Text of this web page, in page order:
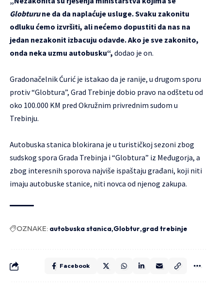
Globturune da da naplaćuje usluge. Svaku zakonitu
odluku ćemo izvršiti, ali nećemo dopustiti da nas na
jedan nezakonit izbacuju odavde. Ako je sve zakonito,
onda neka uzmu autobusku“, dodao je on.
Gradonačelnik Ćurić je istakao da je ranije, u drugom sporu
protiv “Globtura”, Grad Trebinje dobio pravo na odštetu od
oko 100.000 KM pred Okružnim privrednim sudom u
Trebinju.
Autobuska stanica blokirana je u turističkoj sezoni zbog
sudskog spora Grada Trebinja i “Globtura” iz Međugorja, a
zbog interesnih sporova najviše ispaštaju građani, koji niti
imaju autobuske stanice, niti novca od njenog zakupa.
OZNAKE: autobuska stanica Globtur grad trebinje
Facebook